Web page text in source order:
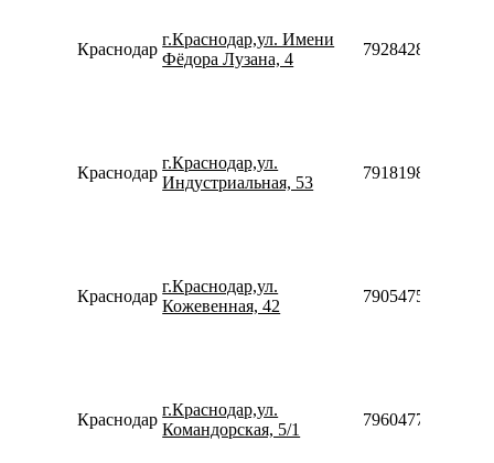
Краснодар
г.Краснодар,ул. Имени
Фёдора Лузана, 4
79284285998
Краснодар
г.Краснодар,ул.
Индустриальная, 53
79181983948
Краснодар
г.Краснодар,ул.
Кожевенная, 42
79054754475
Краснодар
г.Краснодар,ул.
Командорская, 5/1
79604773077